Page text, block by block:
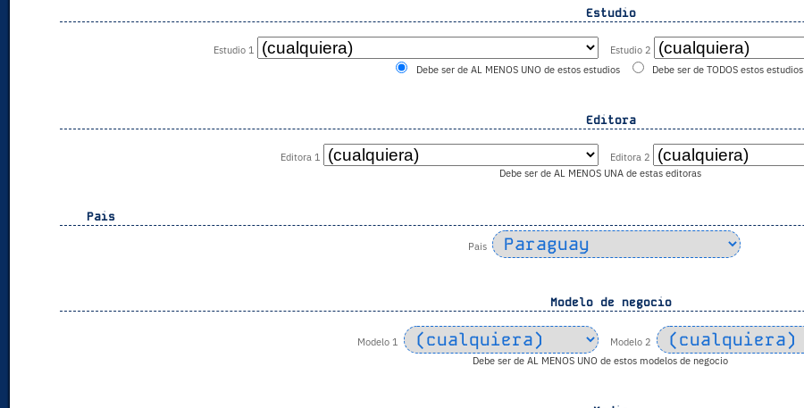
Estudio
Estudio 1
Estudio 2
Debe ser de AL MENOS UNO de estos estudios
Debe ser de TODOS estos estudios
Editora
Editora 1
Editora 2
Debe ser de AL MENOS UNA de estas editoras
Pais
Pais
Modelo de negocio
Modelo 1
Modelo 2
Debe ser de AL MENOS UNO de estos modelos de negocio